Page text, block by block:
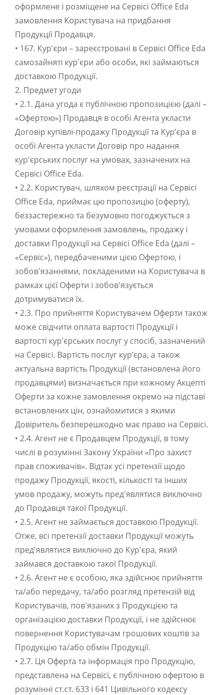
оформлене і розміщене на Сервісі Office Eda
замовлення Користувача на придбання
Продукції Продавця.
• 167. Кур'єри – зареєстровані в Сервісі Office Eda
самозайняті кур'єри або особи, які займаються
доставкою Продукції.
2. Предмет угоди
• 2.1. Дана угода є публічною пропозицією (далі –
«Офертою») Продавця в особі Агента укласти
Договір купівлі-продажу Продукції та Кур’єра в
особі Агента укласти Договір про надання
кур'єрських послуг на умовах, зазначених на
Сервісі Office Eda.
• 2.2. Користувач, шляхом реєстрації на Сервісі
Office Eda, приймає цю пропозицію (оферту),
беззастережно та безумовно погоджується з
умовами оформлення замовлень, продажу і
доставки Продукції на Сервісі Office Eda (далі –
«Сервіс»), передбаченими цією Офертою, і
зобов'язаннями, покладеними на Користувача в
рамках цієї Оферти і зобов'язується
дотримуватися їх.
• 2.3. Про прийняття Користувачем Оферти також
може свідчити оплата вартості Продукції і
вартості кур'єрських послуг у спосіб, зазначений
на Сервісі. Вартість послуг кур’єра, а також
актуальна вартість Продукції (встановлена його
продавцями) визначається при кожному Акцепті
Оферти за кожне замовлення окремо на підставі
встановлених цін, ознайомитися з якими
Довіритель безперешкодно має право на Сервісі.
• 2.4. Агент не є Продавцем Продукції, в тому
числі в розумінні Закону України «Про захист
прав споживачів». Відтак усі претензії щодо
продажу Продукції, якості, кількості та інших
умов продажу, можуть пред'являтися виключно
до Продавця такої Продукції.
• 2.5. Агент не займається доставкою Продукції.
Отже, всі претензії доставки Продукції можуть
пред'являтися виключно до Кур'єра, який
займався доставкою такої Продукції.
• 2.6. Агент не є особою, яка здійснює прийняття
та/або передачу, та/або розгляд претензій від
Користувачів, пов'язаних з Продукцією та
організацією доставки Продукції, і не здійснює
повернення Користувачам грошових коштів за
Продукцію та/або обмін Продукції.
• 2.7. Ця Оферта та інформація про Продукцію,
представлена на Сервісі, є публічною офертою в
розумінні ст.ст. 633 і 641 Цивільного кодексу